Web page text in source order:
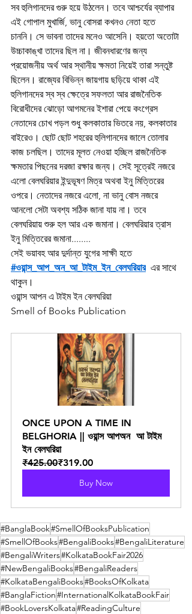
সব হুলিগানদের গুরু হয়ে উঠলেন। তবে আশ্চর্যের ব্যাপার
এই গোপাল মুখার্জি, ভানু বোসরা কখনও নেতা হতে
চাননি। সে ভাবনা তাদের মনেও আসেনি। হয়তো অতোটা
উচ্চাকাঙ্খা তাদের ছিল না। জীবনধারণের জন্য
প্রয়োজনীয় অর্থ আর স্থানীয় ক্ষমতা নিয়েই তারা সন্তুষ্ট
ছিলেন। রাজ্যের বিভিন্ন জায়গায় ছড়িয়ে থাকা এই
হুলিগানদের স্ব স্ব ক্ষেত্রে সফলতা আর রাজনৈতিক
বিরোধীদের ঝোড়ো আগমনের ইশারা পেয়ে কংগ্রেস
নেতাদের চোখ পড়ল শুধু কলকাতার ভিতরে নয়, কলকাতার
বাইরেও। ছোট ছোট শহরের হুলিগানদের জালে তোলার
কাজ চলছিল। তাদের মূলত নেওয়া হচ্ছিল রাজনৈতিক
ক্ষমতার পিছনের দরজা রক্ষার জন্য। সেই সূত্রেই নজরে
এলো বেলঘরিয়ার ইন্দুভূষণ মিত্র অথবা ইনু মিত্তিরের
ওপরে। নেতাদের নজরে এলো, না ভানু বোস নজরে
আনলো সেটা অবশ্য সঠিক জানা যায় না। তবে
বেলঘরিয়ায় শুরু হল আর এক জমানা। বেলঘরিয়ার ত্রাস
ইনু মিত্তিরের জমানা........
সেই ভয়াবহ আর দুর্দান্ত যুগের সাক্ষী হতে
#ওয়ান্স_আপ_অন_আ_টাইম_ইন_বেলঘরিয়ার এর সাথে
থাকুন।
ওয়ান্স আপন এ টাইম ইন বেলঘরিয়া
Smell of Books Publication
ONCE UPON A TIME IN
BELGHORIA || ওয়ান্স আপঅন  আ টাইম
ইন বেলঘরিয়া
₹425.00₹319.00
Buy Now
#BanglaBook#SmellOfBooksPublication
#SmellOfBooks#BengaliBooks#BengaliLiterature
#BengaliWriters#KolkataBookFair2026
#NewBengaliBooks#BengaliReaders
#KolkataBengaliBooks#BooksOfKolkata
#BanglaFiction#InternationalKolkataBookFair
#BookLoversKolkata#ReadingCulture